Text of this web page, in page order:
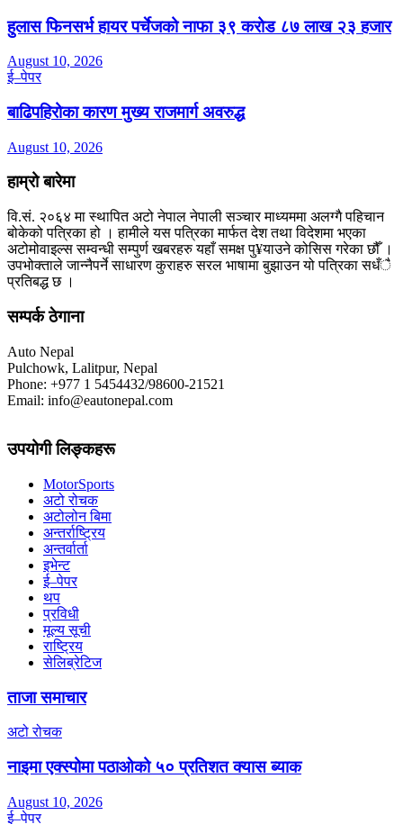
हुलास फिनसर्भ हायर पर्चेजको नाफा ३९ करोड ८७ लाख २३ हजार
August 10, 2026
ई–पेपर
बाढिपहिरोका कारण मुख्य राजमार्ग अवरुद्ध
August 10, 2026
हाम्रो बारेमा
वि.सं. २०६४ मा स्थापित अटो नेपाल नेपाली सञ्चार माध्यममा अलग्गै पहिचान
बोकेको पत्रिका हो । हामीले यस पत्रिका मार्फत देश तथा विदेशमा भएका
अटोमोवाइल्स सम्वन्धी सम्पुर्ण खबरहरु यहाँ समक्ष पु¥याउने कोसिस गरेका छौँ ।
उपभोक्ताले जान्नैपर्ने साधारण कुराहरु सरल भाषामा बुझाउन यो पत्रिका सधँै
प्रतिबद्ध छ ।
सम्पर्क ठेगाना
Auto Nepal
Pulchowk, Lalitpur, Nepal
Phone: +977 1 5454432/98600-21521
Email: info@eautonepal.com
उपयोगी लिङ्कहरू
MotorSports
अटो रोचक
अटोलोन बिमा
अन्तर्राष्ट्रिय
अन्तर्वार्ता
इभेन्ट
ई–पेपर
थप
प्रविधी
मूल्य सूची
राष्ट्रिय
सेलिब्रेटिज
ताजा समाचार
अटो रोचक
नाइमा एक्स्पोमा पठाओको ५० प्रतिशत क्यास ब्याक
August 10, 2026
ई–पेपर